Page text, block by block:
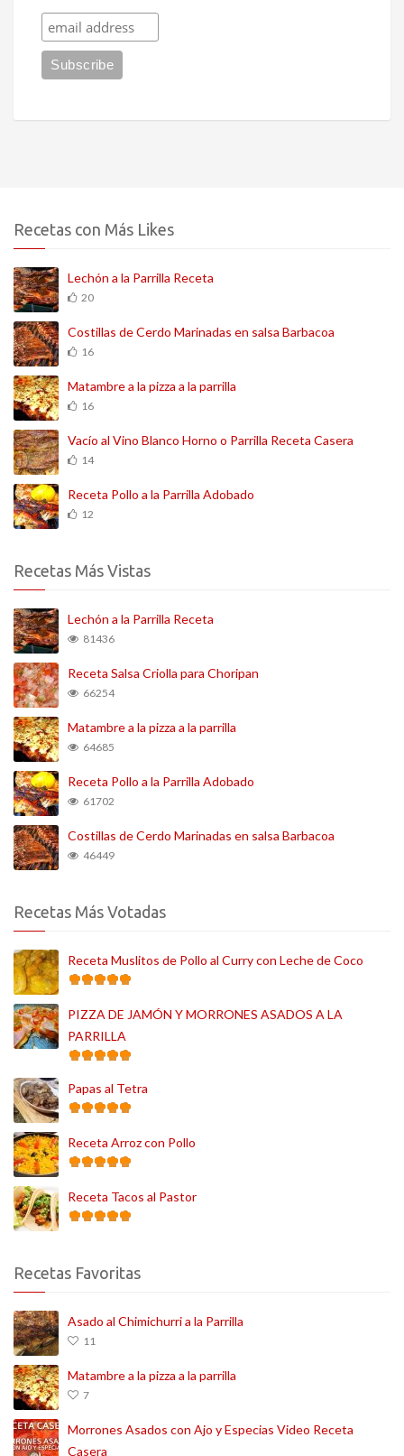
Recetas con Más Likes
Lechón a la Parrilla Receta
20
Costillas de Cerdo Marinadas en salsa Barbacoa
16
Matambre a la pizza a la parrilla
16
Vacío al Vino Blanco Horno o Parrilla Receta Casera
14
Receta Pollo a la Parrilla Adobado
12
Recetas Más Vistas
Lechón a la Parrilla Receta
81436
Receta Salsa Criolla para Choripan
66254
Matambre a la pizza a la parrilla
64685
Receta Pollo a la Parrilla Adobado
61702
Costillas de Cerdo Marinadas en salsa Barbacoa
46449
Recetas Más Votadas
Receta Muslitos de Pollo al Curry con Leche de Coco
PIZZA DE JAMÓN Y MORRONES ASADOS A LA
PARRILLA
Papas al Tetra
Receta Arroz con Pollo
Receta Tacos al Pastor
Recetas Favoritas
Asado al Chimichurri a la Parrilla
11
Matambre a la pizza a la parrilla
7
Morrones Asados con Ajo y Especias Video Receta
Casera